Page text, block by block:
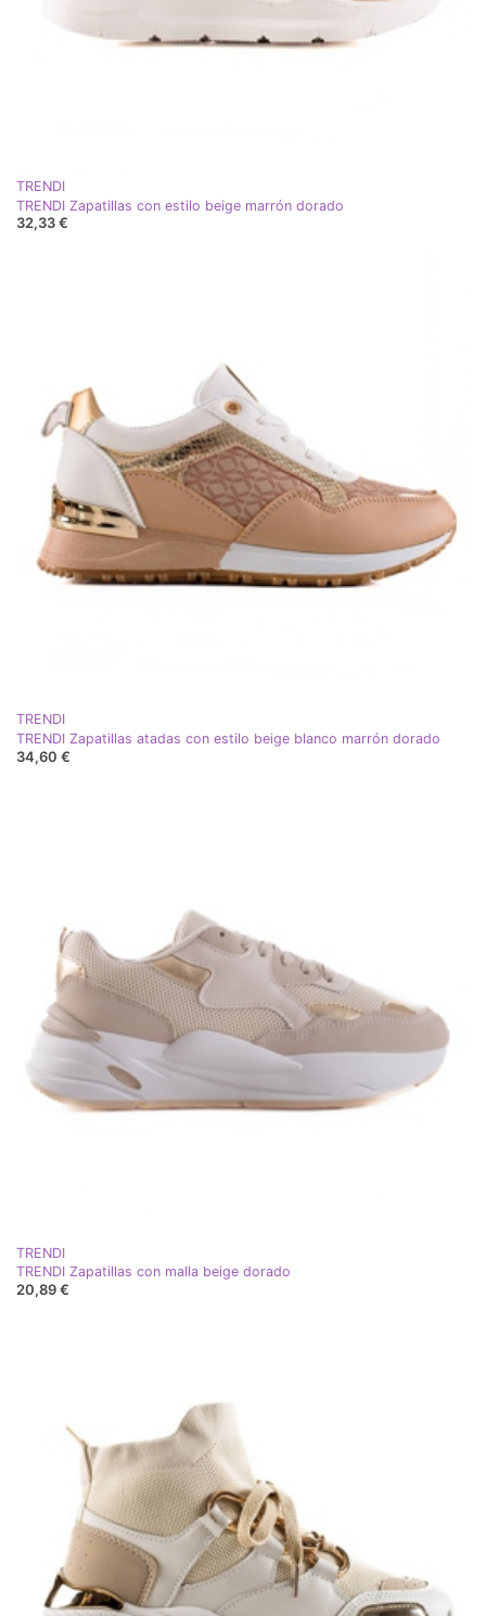
TRENDI
TRENDI Zapatillas con estilo beige marrón dorado
32,33 €
TRENDI
TRENDI Zapatillas atadas con estilo beige blanco marrón dorado
34,60 €
TRENDI
TRENDI Zapatillas con malla beige dorado
20,89 €